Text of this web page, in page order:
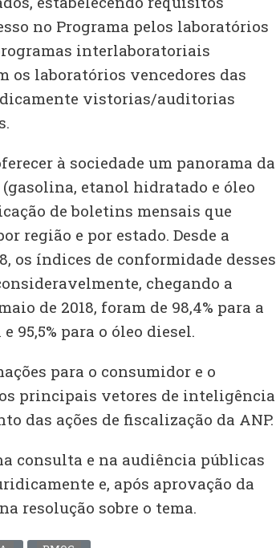
no Programa pelos laboratórios
interlaboratoriais
os laboratórios vencedores das
vistorias/auditorias
à sociedade um panorama da
etanol hidratado e óleo
de boletins mensais que
região e por estado. Desde a
os índices de conformidade desses
chegando a
de 2018, foram de 98,4% para a
95,5% para o óleo diesel.
para o consumidor e o
principais vetores de inteligência
das ações de fiscalização da ANP.
consulta e na audiência públicas
e, após aprovação da
resolução sobre o tema.